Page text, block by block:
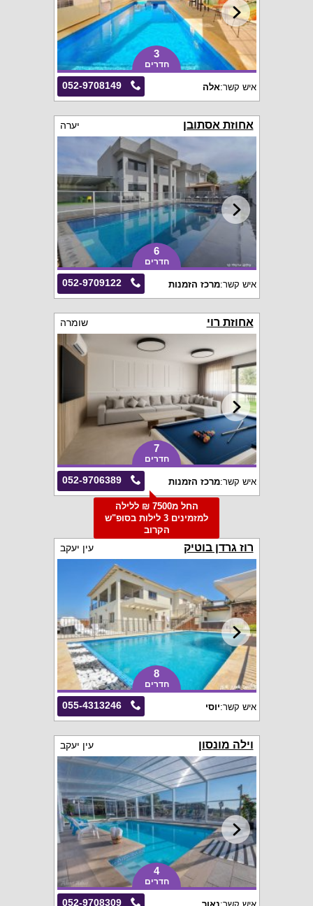
3
חדרים
052-9708149 איש קשר:אלה
אחוזת אסתובן יערה
6
חדרים
052-9709122 איש קשר:מרכז הזמנות
אחוזת רוי שומרה
7
חדרים
052-9706389 איש קשר:מרכז הזמנות
החל מ7500 ₪ ללילה
למזמינים 3 לילות בסופ"ש
הקרוב
רוז גרדן בוטיק עין יעקב
8
חדרים
055-4313246 איש קשר:יוסי
וילה מונסון עין יעקב
4
חדרים
052-9708309